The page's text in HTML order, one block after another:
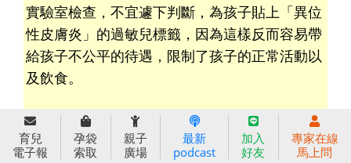
實驗室檢查，不宜遽下判斷，為孩子貼上「異位
性皮膚炎」的過敏兒標籤，因為這樣反而容易帶
給孩子不公平的待遇，限制了孩子的正常活動以
及飲食。
此外，由於異位性皮膚炎是慢性疾病，因此， 教
導孩子學習接受並且學會照顧自己的皮膚是非常
育兒
電子報
孕袋
索取
親子
廣場
最新
podcast
加入
好友
專家在線
馬上問